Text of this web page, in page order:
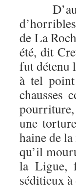
de La
été, dit
fut détenu
à tel
chausses
pourriture,
une
haine de
qu’il
la Ligue,
séditieux